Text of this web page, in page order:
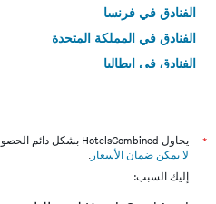
الفنادق في فرنسا
الفنادق في المملكة المتحدة
الفنادق في إيطاليا
*
يحاول HotelsCombined بشكل دائم الحصول على الأسعار الدقيقة، ولكن
لا يمكن ضمان الأسعار .
إليك السبب: